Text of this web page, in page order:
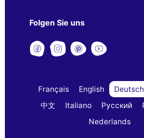
Folgen Sie uns
Français English Deutsch
中文
Italiano Русский
Nederlands